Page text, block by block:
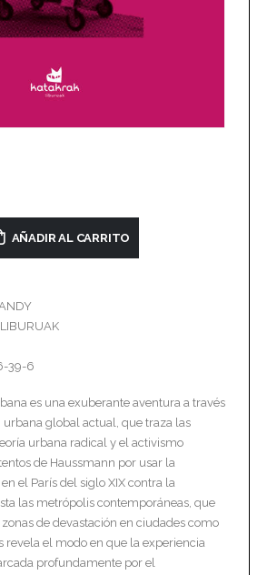
AÑADIR AL CARRITO
39-6
es una exuberante aventura a través
global actual, que traza las
urbana radical y el activismo
de Haussmann por usar la
el París del siglo XIX contra la
las metrópolis contemporáneas, que
de devastación en ciudades como
revela el modo en que la experiencia
profundamente por el